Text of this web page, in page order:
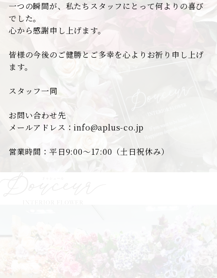
一つの瞬間が、私たちスタッフにとって何よりの喜び
でした。
心から感謝申し上げます。
皆様の今後のご健勝とご多幸を心よりお祈り申し上げ
ます。
スタッフ一同
お問い合わせ先
メールアドレス：info@aplus-co.jp
営業時間：平日9:00～17:00（土日祝休み）